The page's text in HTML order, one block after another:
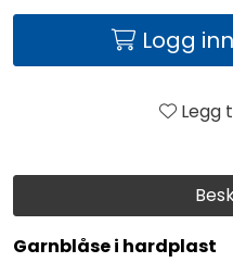
Garnblåse i hardplast
Logg
Legg